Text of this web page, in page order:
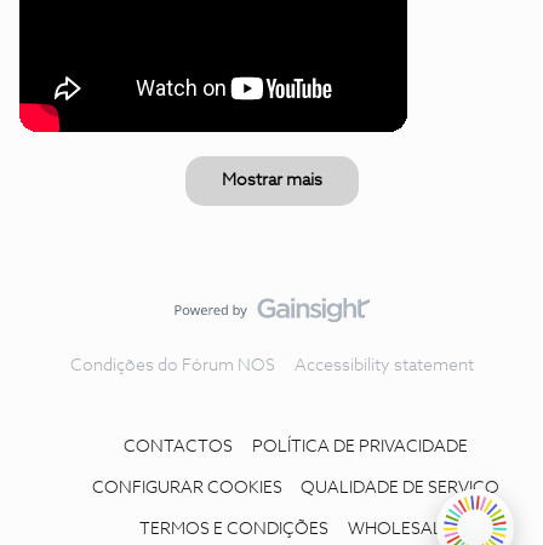
Mostrar mais
Condições do Fórum NOS Accessibility statement
CONTACTOS POLÍTICA DE PRIVACIDADE
CONFIGURAR COOKIES QUALIDADE DE SERVIÇO
TERMOS E CONDIÇÕES WHOLESALE